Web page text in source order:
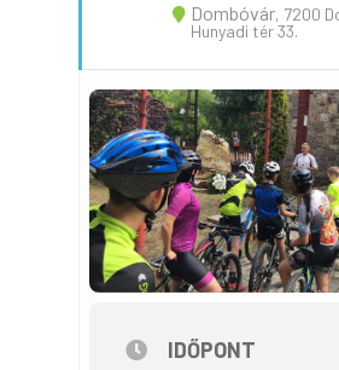
Dombóvár, 7200
Hunyadi tér 33.
IDŐPONT